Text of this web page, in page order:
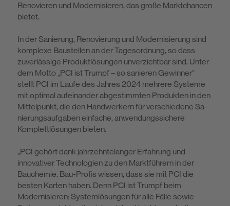
Renovieren und Modernisieren, das große Marktchancen
bietet.
In der Sanierung, Renovierung und Modernisierung sind
komplexe Baustellen an der Tagesordnung, so dass
zuverlässige Produktlösungen unverzichtbar sind. Unter
dem Motto „PCI ist Trumpf – so sanieren Gewinner“
stellt PCI im Laufe des Jahres 2024 mehrere Systeme
mit optimal aufeinander abgestimm­ten Produkten in den
Mittelpunkt, die den Handwerkern für verschiedene Sa­
nierungsaufgaben einfache, anwendungssichere
Komplettlösungen bieten.
„PCI gehört dank jahrzehntelanger Erfahrung und
innovativer Technologien zu den Marktführern in der
Bauchemie. Bau-Profis wissen, dass sie mit PCI die
besten Karten haben. Denn PCI ist Trumpf beim
Modernisieren: Systemlösun­gen für alle Fälle sowie